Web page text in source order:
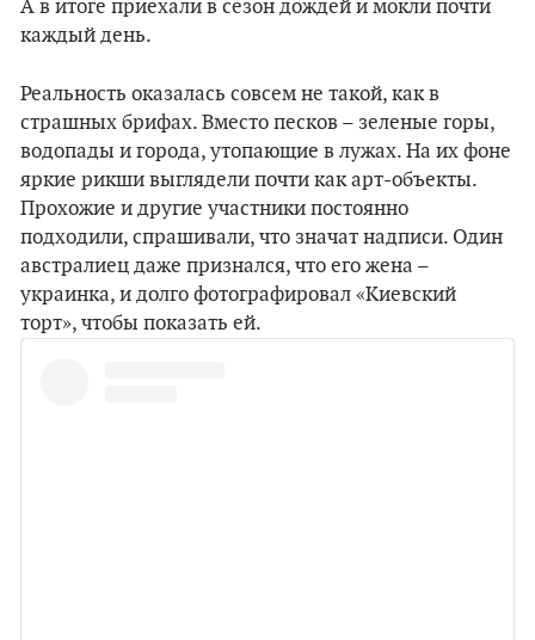
А в итоге приехали в сезон дождей и мокли почти
каждый день.
Реальность оказалась совсем не такой, как в
страшных брифах. Вместо песков – зеленые горы,
водопады и города, утопающие в лужах. На их фоне
яркие рикши выглядели почти как арт-объекты.
Прохожие и другие участники постоянно
подходили, спрашивали, что значат надписи. Один
австралиец даже признался, что его жена –
украинка, и долго фотографировал «Киевский
торт», чтобы показать ей.